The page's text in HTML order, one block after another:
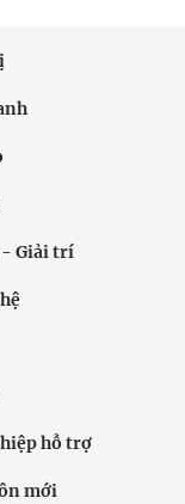
- Giải trí
hỗ trợ
mới